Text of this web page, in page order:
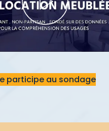
participe au sondage